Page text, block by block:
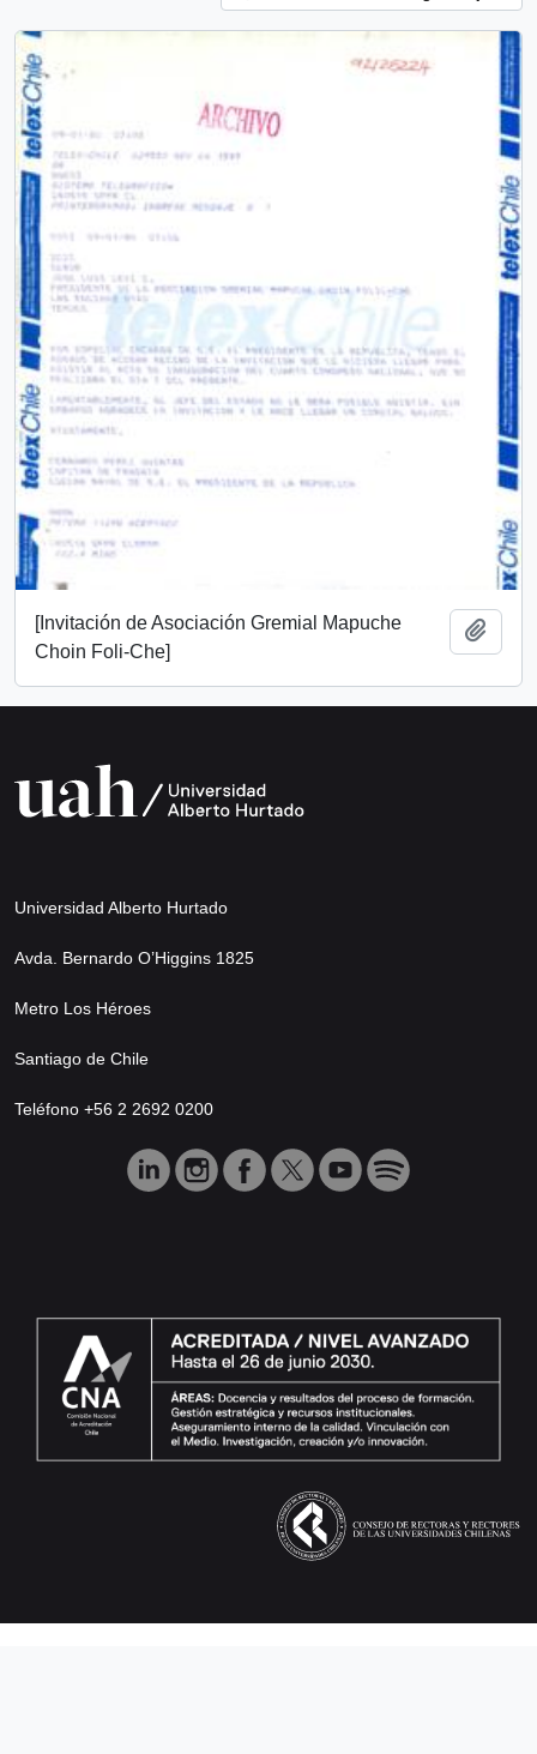
[Invitación de Asociación Gremial Mapuche
Choin Foli-Che]
Universidad Alberto Hurtado
Avda. Bernardo O’Higgins 1825
Metro Los Héroes
Santiago de Chile
Teléfono +56 2 2692 0200